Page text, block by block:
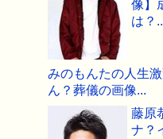
像】
は？
みのもんたの人生
ん？葬儀の画像...
藤原
ナ？